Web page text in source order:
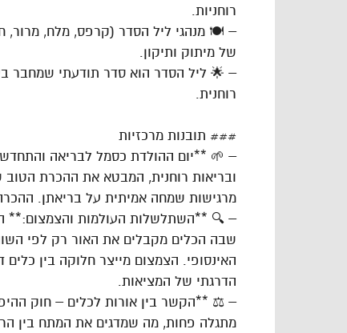
רוחניות.
– 🍽️ מנהגי ליל הסדר (קרפס, מלח, מרור,
של מיתוק ותיקון.
– 🌟 ליל הסדר הוא סדר תודעתי שמחבר
רוחנית.
### תובנות מרכזיות
– 🌱 **יום ההולדת כסמל לבריאה
ובריאות רוחנית, המבטא את ההכרת
מרגישות שמחה אמיתית על בריאתן.
– 🔍 **השתלשלות העולמות והצמצום:**
שבה הכלים מקבלים את האור רק לפי
האינסופי. הצמצום מייצר חלוקה בין
הדרגתי של המציאות.
– ⚖️ **הקשר בין אורות לכלים – חוק
מתגלה פחות, מה שמדגים את המתח בין